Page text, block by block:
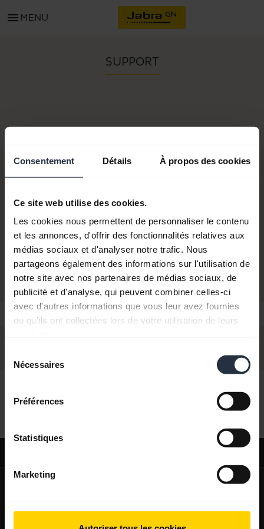
Consentement Détails À propos des cookies
Ce site web utilise des cookies.
Les cookies nous permettent de personnaliser le contenu
et les annonces, d'offrir des fonctionnalités relatives aux
médias sociaux et d'analyser notre trafic. Nous
partageons également des informations sur l'utilisation de
notre site avec nos partenaires de médias sociaux, de
publicité et d'analyse, qui peuvent combiner celles-ci
avec d'autres informations que vous leur avez fournies
ou qu'ils ont collectées lors de votre utilisation de leurs
Nécessaires
Préférences
Statistiques
Marketing
menu MENU
SUPPORT
Item no:
Numéro(s) de modèle(s) :Tria
Acheter
expand_more
À propos de nous
À propos de Jabra
expand_more
Nos produits